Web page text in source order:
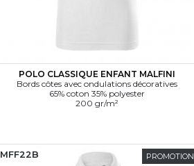
POLO CLASSIQUE ENFANT MALFINI
Bords côtes avec ondulations décoratives
65% coton 35% polyester
200 gr/m²
PROMOTION
MFF22B